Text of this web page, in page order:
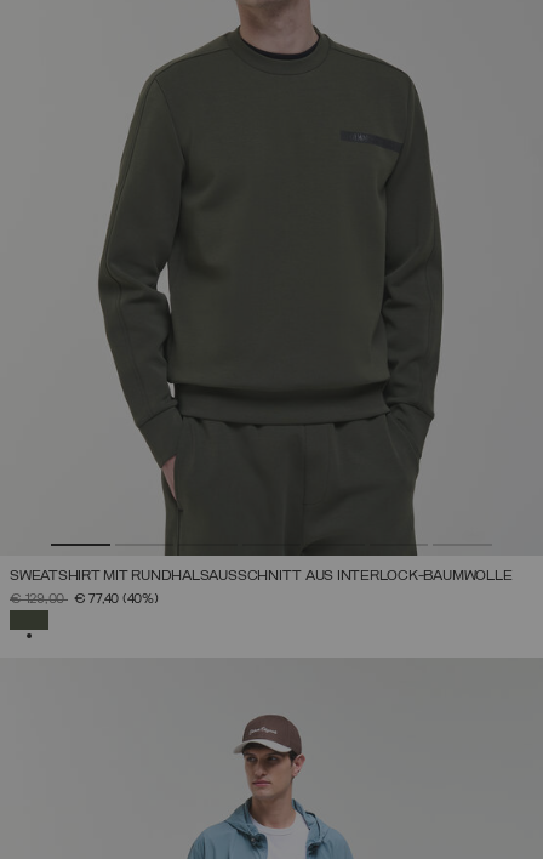
SWEATSHIRT MIT RUNDHALSAUSSCHNITT AUS INTERLOCK-BAUMWOLLE
PREIS REDUZIERT VON
€ 129,00AUF
€ 77,40 (40%)